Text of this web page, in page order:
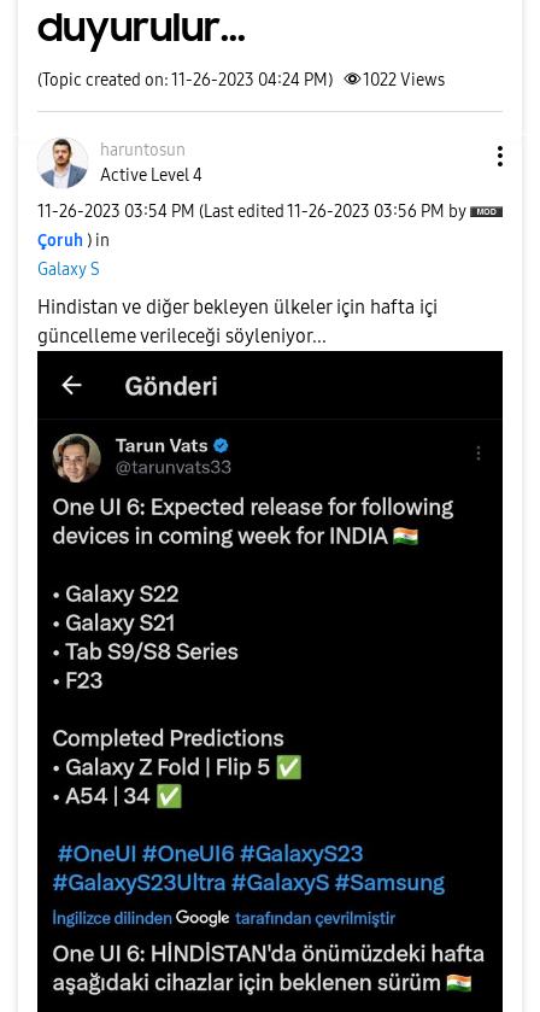
duyurulur...
(Topic created on: 11-26-2023 04:24 PM) 1022Views
haruntosun
Active Level 4
‎11-26-2023 03:54 PM (Last edited ‎11-26-2023 03:56 PM by
Çoruh ) in
Galaxy S
Hindistan ve diğer bekleyen ülkeler için hafta içi
güncelleme verileceği söyleniyor...